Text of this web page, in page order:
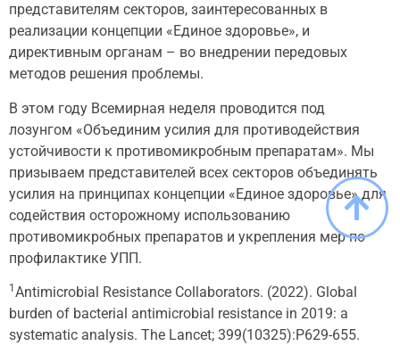
представителям секторов, заинтересованных в
реализации концепции «Единое здоровье», и
директивным органам – во внедрении передовых
методов решения проблемы.
В этом году Всемирная неделя проводится под
лозунгом «Объединим усилия для противодействия
устойчивости к противомикробным препаратам». Мы
призываем представителей всех секторов объединять
усилия на принципах концепции «Единое здоровье» для
содействия осторожному использованию
противомикробных препаратов и укрепления мер по
профилактике УПП.
1 Antimicrobial Resistance Collaborators. (2022). Global
burden of bacterial antimicrobial resistance in 2019: a
systematic analysis. The Lancet; 399(10325):P629-655.